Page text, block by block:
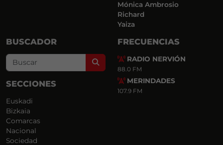
Mónica Ambrosio
Richard
Yaiza
BUSCADOR
Search
SECCIONES
Euskadi
Bizkaia
Comarcas
Nacional
Sociedad
FRECUENCIAS
RADIO NERVIÓN
88.0 FM
MERINDADES
107.9 FM